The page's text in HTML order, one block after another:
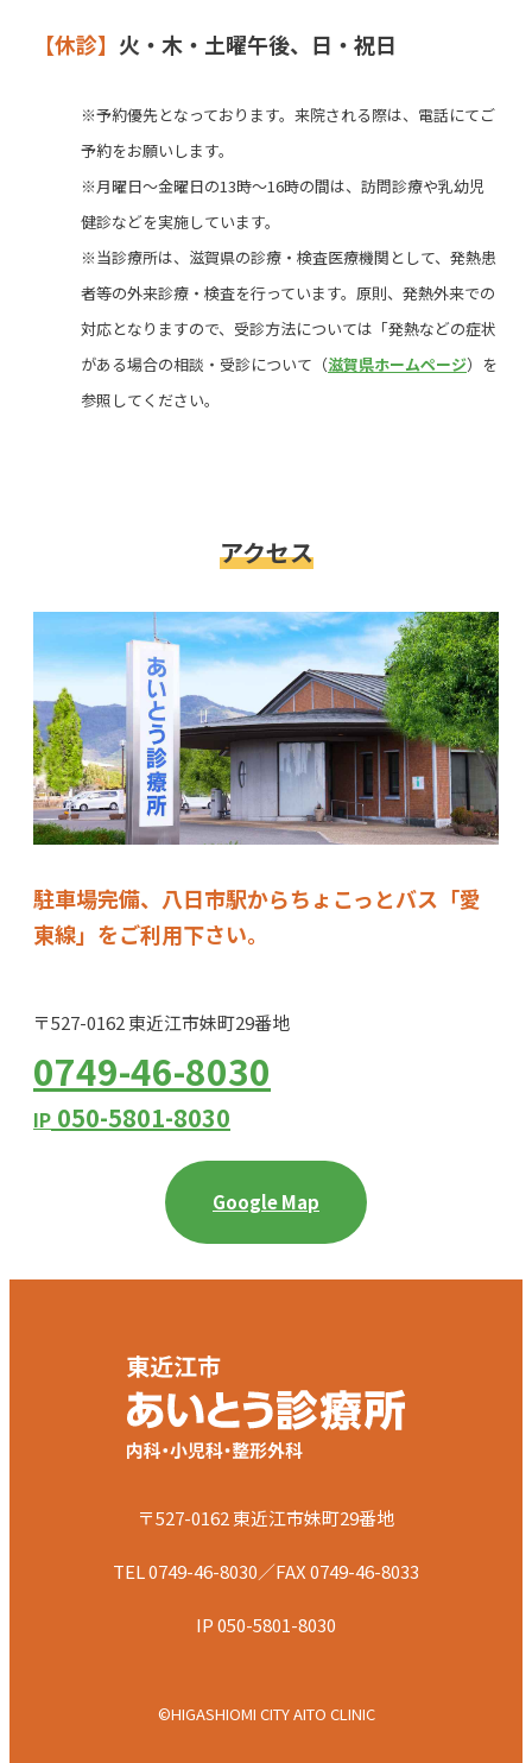
【休診】 火・木・土曜午後、日・祝日
※予約優先となっております。来院される際は、電話にてご
予約をお願いします。
※月曜日～金曜日の13時～16時の間は、訪問診療や乳幼児
健診などを実施しています。
※当診療所は、滋賀県の診療・検査医療機関として、発熱患
者等の外来診療・検査を行っています。原則、発熱外来での
対応となりますので、受診方法については「発熱などの症状
がある場合の相談・受診について（滋賀県ホームページ）を
参照してください。
アクセス
駐車場完備、八日市駅からちょこっとバス「愛
東線」をご利用下さい。
〒527-0162 東近江市妹町29番地
0749-46-8030
IP 050-5801-8030
Google Map
〒527-0162 東近江市妹町29番地
TEL 0749-46-8030／FAX 0749-46-8033
IP 050-5801-8030
©HIGASHIOMI CITY AITO CLINIC